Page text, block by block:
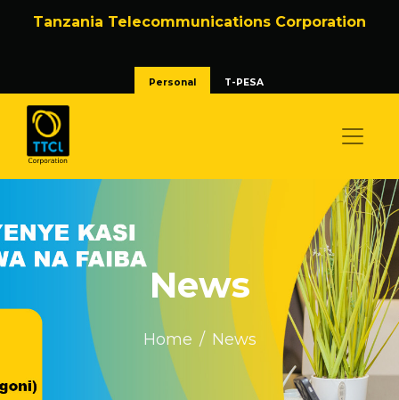
Tanzania Telecommunications Corporation
Personal T-PESA
News
Home News